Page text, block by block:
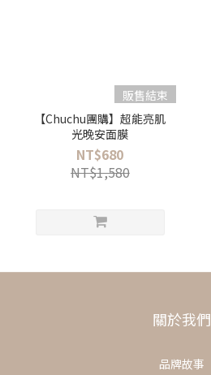
販售結束
【Chuchu團購】超能亮肌
光晚安面膜
NT$680
NT$1,580
關於我們
品牌故事